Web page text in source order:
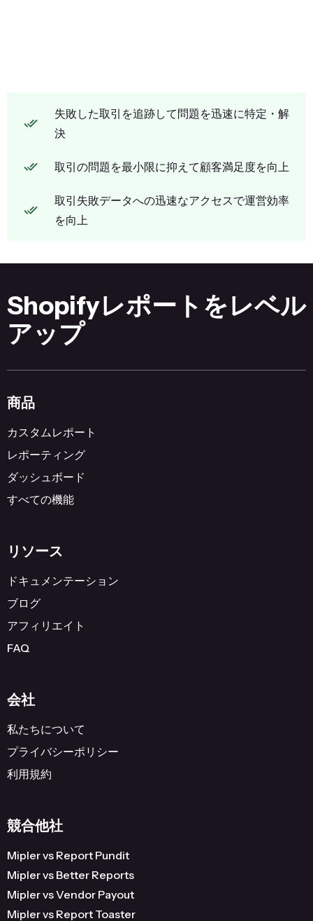
失敗した取引を追跡して問題を迅速に特定・解
決
取引の問題を最小限に抑えて顧客満足度を向上
取引失敗データへの迅速なアクセスで運営効率
を向上
Shopifyレポートをレベル
アップ
商品
カスタムレポート
レポーティング
ダッシュボード
すべての機能
リソース
ドキュメンテーション
ブログ
アフィリエイト
FAQ
会社
私たちについて
プライバシーポリシー
利用規約
競合他社
Mipler vs Report Pundit
Mipler vs Better Reports
Mipler vs Vendor Payout
Mipler vs Report Toaster